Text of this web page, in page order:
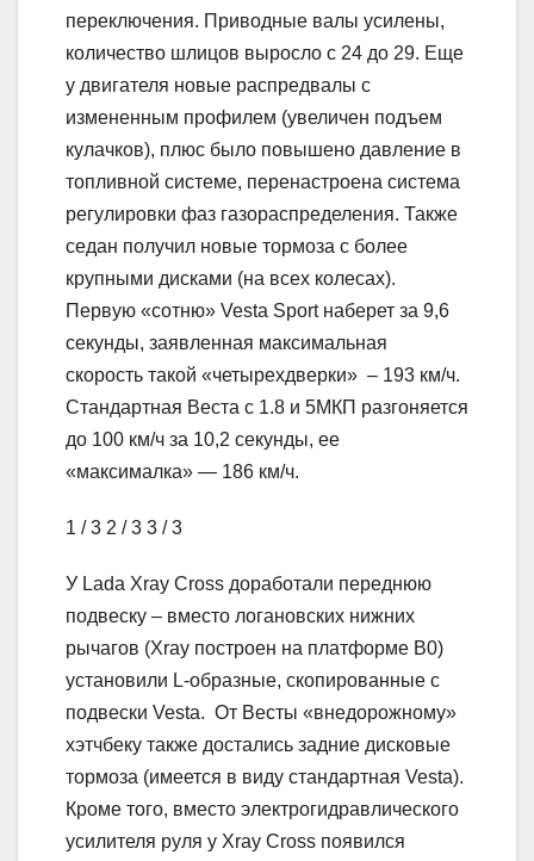
переключения. Приводные валы усилены,
количество шлицов выросло с 24 до 29. Еще
у двигателя новые распредвалы с
измененным профилем (увеличен подъем
кулачков), плюс было повышено давление в
топливной системе, перенастроена система
регулировки фаз газораспределения. Также
седан получил новые тормоза с более
крупными дисками (на всех колесах).
Первую «сотню» Vesta Sport наберет за 9,6
секунды, заявленная максимальная
скорость такой «четырехдверки» – 193 км/ч.
Стандартная Веста с 1.8 и 5МКП разгоняется
до 100 км/ч за 10,2 секунды, ее
«максималка» — 186 км/ч.
1 / 3 2 / 3 3 / 3
У Lada Xray Cross доработали переднюю
подвеску – вместо логановских нижних
рычагов (Xray построен на платформе B0)
установили L-образные, скопированные с
подвески Vesta. От Весты «внедорожному»
хэтчбеку также достались задние дисковые
тормоза (имеется в виду стандартная Vesta).
Кроме того, вместо электрогидравлического
усилителя руля у Xray Cross появился